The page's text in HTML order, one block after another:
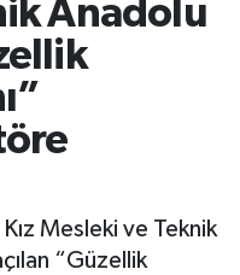
Anadolu
Mesleki ve Teknik
“Güzellik